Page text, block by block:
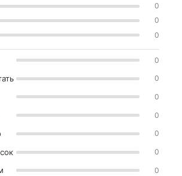
0
0
0
0
0
0
0
0
0
0